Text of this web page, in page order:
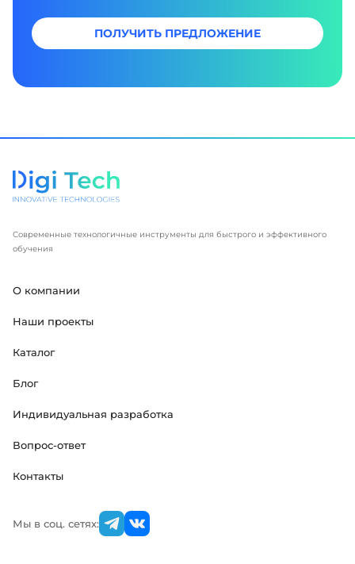
ПОЛУЧИТЬ ПРЕДЛОЖЕНИЕ
Современные технологичные инструменты для быстрого и эффективного
обучения
О компании
Наши проекты
Каталог
Блог
Индивидуальная разработка
Вопрос-ответ
Контакты
Мы в соц. сетях: